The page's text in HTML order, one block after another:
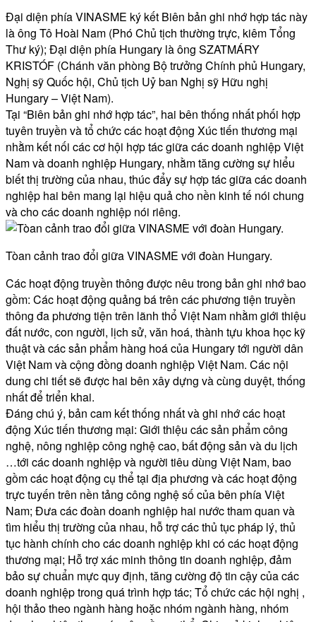
Đại diện phía VINASME ký kết Biên bản ghi nhớ hợp tác này
là ông Tô Hoài Nam (Phó Chủ tịch thường trực, kiêm Tổng
Thư ký); Đại diện phía Hungary là ông SZATMÁRY
KRISTÓF (Chánh văn phòng Bộ trưởng Chính phủ Hungary,
Nghị sỹ Quốc hội, Chủ tịch Uỷ ban Nghị sỹ Hữu nghị
Hungary – Việt Nam).
Tại “Biên bản ghi nhớ hợp tác”, hai bên thống nhất phối hợp
tuyên truyền và tổ chức các hoạt động Xúc tiến thương mại
nhằm kết nối các cơ hội hợp tác giữa các doanh nghiệp Việt
Nam và doanh nghiệp Hungary, nhằm tăng cường sự hiểu
biết thị trường của nhau, thúc đẩy sự hợp tác giữa các doanh
nghiệp hai bên mang lại hiệu quả cho nền kinh tế nói chung
và cho các doanh nghiệp nói riêng.
Tòan cảnh trao đổi giữa VINASME với đoàn Hungary.
Các hoạt động truyền thông được nêu trong bản ghi nhớ bao
gồm: Các hoạt động quảng bá trên các phương tiện truyền
thông đa phương tiện trên lãnh thổ Việt Nam nhằm giới thiệu
đất nước, con người, lịch sử, văn hoá, thành tựu khoa học kỹ
thuật và các sản phẩm hàng hoá của Hungary tới người dân
Việt Nam và cộng đồng doanh nghiệp Việt Nam. Các nội
dung chi tiết sẽ được hai bên xây dựng và cùng duyệt, thống
nhất để triển khai.
Đáng chú ý, bản cam kết thống nhất và ghi nhớ các hoạt
động Xúc tiến thương mại: Giới thiệu các sản phẩm công
nghệ, nông nghiệp công nghệ cao, bất động sản và du lịch
…tới các doanh nghiệp và người tiêu dùng Việt Nam, bao
gồm các hoạt động cụ thể tại địa phương và các hoạt động
trực tuyến trên nền tảng công nghệ số của bên phía Việt
Nam; Đưa các đoàn doanh nghiệp hai nước tham quan và
tìm hiểu thị trường của nhau, hỗ trợ các thủ tục pháp lý, thủ
tục hành chính cho các doanh nghiệp khi có các hoạt động
thương mại; Hỗ trợ xác minh thông tin doanh nghiệp, đảm
bảo sự chuẩn mực quy định, tăng cường độ tin cậy của các
doanh nghiệp trong quá trình hợp tác; Tổ chức các hội nghị ,
hội thảo theo ngành hàng hoặc nhóm ngành hàng, nhóm